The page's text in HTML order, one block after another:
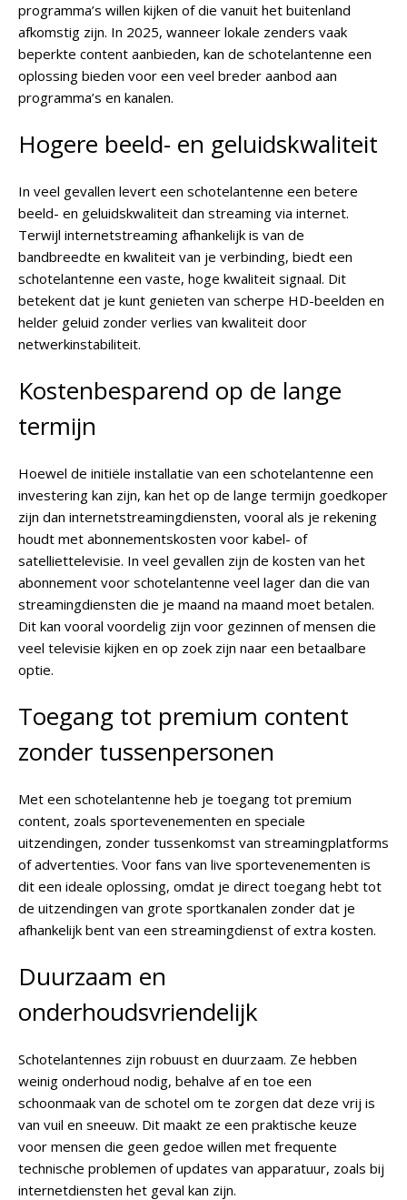
programma’s willen kijken of die vanuit het buitenland
afkomstig zijn. In 2025, wanneer lokale zenders vaak
beperkte content aanbieden, kan de schotelantenne een
oplossing bieden voor een veel breder aanbod aan
programma’s en kanalen.
Hogere beeld- en geluidskwaliteit
In veel gevallen levert een schotelantenne een betere
beeld- en geluidskwaliteit dan streaming via internet.
Terwijl internetstreaming afhankelijk is van de
bandbreedte en kwaliteit van je verbinding, biedt een
schotelantenne een vaste, hoge kwaliteit signaal. Dit
betekent dat je kunt genieten van scherpe HD-beelden en
helder geluid zonder verlies van kwaliteit door
netwerkinstabiliteit.
Kostenbesparend op de lange
termijn
Hoewel de initiële installatie van een schotelantenne een
investering kan zijn, kan het op de lange termijn goedkoper
zijn dan internetstreamingdiensten, vooral als je rekening
houdt met abonnementskosten voor kabel- of
satelliettelevisie. In veel gevallen zijn de kosten van het
abonnement voor schotelantenne veel lager dan die van
streamingdiensten die je maand na maand moet betalen.
Dit kan vooral voordelig zijn voor gezinnen of mensen die
veel televisie kijken en op zoek zijn naar een betaalbare
optie.
Toegang tot premium content
zonder tussenpersonen
Met een schotelantenne heb je toegang tot premium
content, zoals sportevenementen en speciale
uitzendingen, zonder tussenkomst van streamingplatforms
of advertenties. Voor fans van live sportevenementen is
dit een ideale oplossing, omdat je direct toegang hebt tot
de uitzendingen van grote sportkanalen zonder dat je
afhankelijk bent van een streamingdienst of extra kosten.
Duurzaam en
onderhoudsvriendelijk
Schotelantennes zijn robuust en duurzaam. Ze hebben
weinig onderhoud nodig, behalve af en toe een
schoonmaak van de schotel om te zorgen dat deze vrij is
van vuil en sneeuw. Dit maakt ze een praktische keuze
voor mensen die geen gedoe willen met frequente
technische problemen of updates van apparatuur, zoals bij
internetdiensten het geval kan zijn.